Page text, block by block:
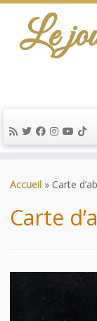
au
Le
Accueil » Carte
Carte